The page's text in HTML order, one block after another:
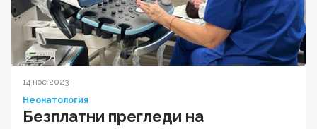
14 ное 2023
Неонатология
Безплатни прегледи на